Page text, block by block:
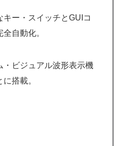
キー・スイッチとGUIコ
自動化。
・ビジュアル波形表示機
搭載。